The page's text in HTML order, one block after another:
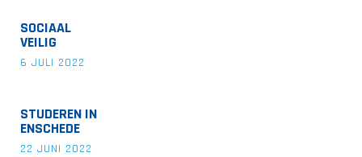
SOCIAAL
VEILIG
6 JULI 2022
STUDEREN IN
ENSCHEDE
22 JUNI 2022